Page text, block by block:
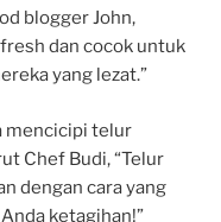
blogger John,
dan cocok untuk
yang lezat.”
mencicipi telur
Chef Budi, “Telur
dengan cara yang
ketagihan!”